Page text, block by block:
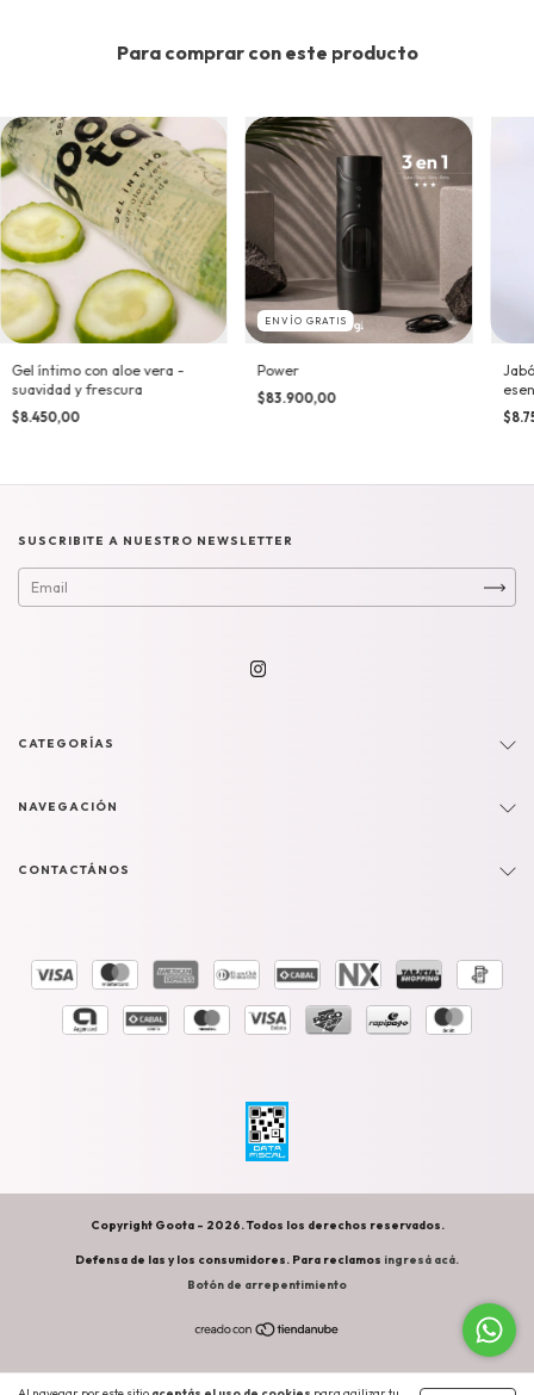
Para comprar con este producto
Gel íntimo con aloe vera -
suavidad y frescura
$8.450,00
ENVÍO GRATIS
Power
$83.900,00
SUSCRIBITE A NUESTRO NEWSLETTER
CATEGORÍAS
NAVEGACIÓN
CONTACTÁNOS
Copyright Goota - 2026. Todos los derechos reservados.
Defensa de las y los consumidores. Para reclamos ingresá acá.
Botón de arrepentimiento